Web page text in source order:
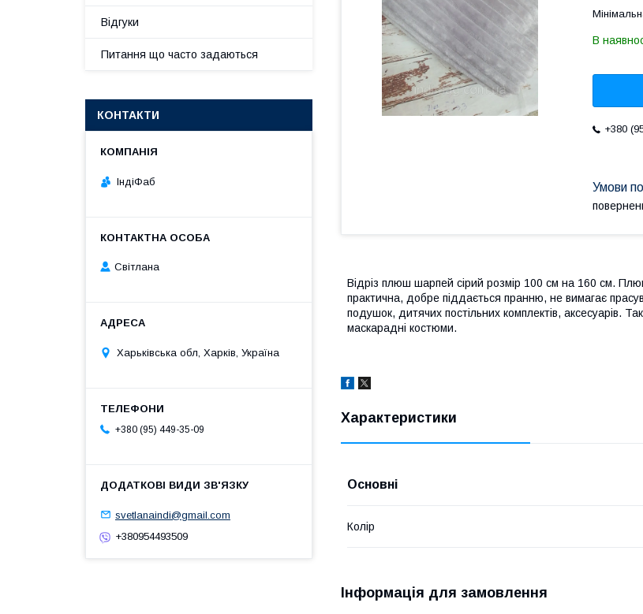
В
+380
Відріз плюш шарпей сірий розмір 100 см на 160 см.
практична, добре піддається пранню, не вимагає
подушок, дитячих постільних комплектів, аксесуарів.
маскарадні костюми.
Характеристики
Основні
Колір
Інформація для замовлення
Відгуки
Питання що часто задаються
КОНТАКТИ
ІндіФаб
Світлана
Харьківська обл, Харків, Україна
+380 (95) 449-35-09
svetlanaindi@gmail.com
+380954493509